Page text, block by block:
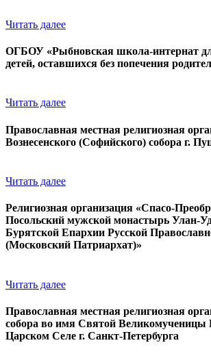
Читать далее
ОГБОУ «Рыбновская школа-интернат
детей, оставшихся без попечения
Читать далее
Православная местная религиозная
Вознесенского (Софийского) собора г.
Читать далее
Религиозная организация «Спасо-
Посольский мужской монастырь Улан-
Бурятской Епархии Русской
(Московский Патриархат)»
Читать далее
Православная местная религиозная
собора во имя Святой Великомученицы
Царском Селе г. Санкт-Петербурга